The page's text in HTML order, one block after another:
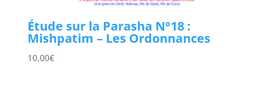
Étude sur la Parasha N°18 :
Mishpatim – Les Ordonnances
10,00€